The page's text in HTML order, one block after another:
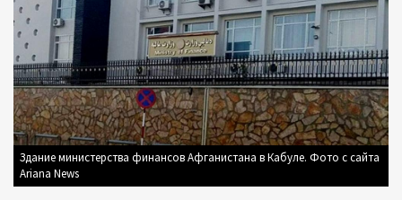
Здание министерства финансов Афганистана в Кабуле. Фото с сайта
Ariana News